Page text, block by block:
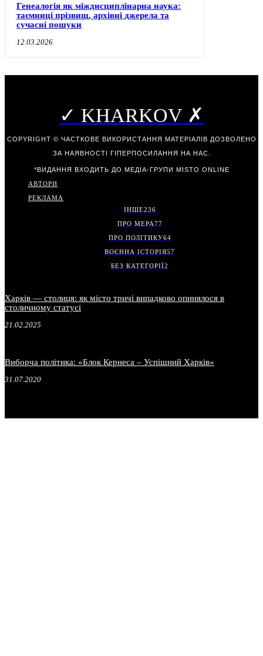
Генеалогія як міждисциплінарна наука:
таємниці прізвищ, архівні джерела та
сучасні пошуки
12.03.2026
✓ KHARKOV ✗
COPYRIGHT © ЧАСТКОВЕ ВИКОРИСТАННЯ МАТЕРІАЛІВ ДОЗВОЛЕНО
ЗА НАЯВНОСТІ ГІПЕРПОСИЛАННЯ НА НАС.
*ВИДАННЯ ВХОДИТЬ ДО МЕДІА-ГРУПИ MISTO ONLINE
АВТОРИ
РЕКЛАМА
ІНШЕ236
ПРО МЕРА77
ПРО ПОЛІТИКУ64
ВОЄННА ІСТОРІЯ57
БЕЗ КАТЕГОРІЇ2
Харків — столиця: як місто тричі випадково опинялося в
столичному статусі
21.02.2025
Виборча політика: «Блок Кернеса – Успішний Харків»
31.07.2020